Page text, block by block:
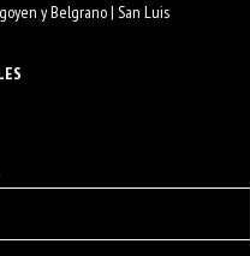
y Belgrano | San Luis